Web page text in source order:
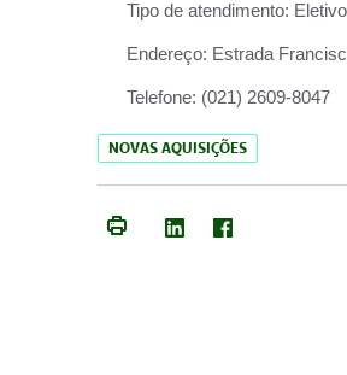
Tipo de atendimento: Eletivo
Endereço: Estrada
Telefone: (021) 2609-8047
NOVAS AQUISIÇÕES